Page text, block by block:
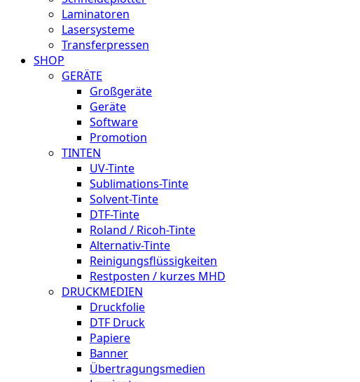
Laminatoren
Lasersysteme
Transferpressen
SHOP
GERÄTE
Großgeräte
Geräte
Software
Promotion
TINTEN
UV-Tinte
Sublimations-Tinte
Solvent-Tinte
DTF-Tinte
Roland / Ricoh-Tinte
Alternativ-Tinte
Reinigungsflüssigkeiten
Restposten / kurzes MHD
DRUCKMEDIEN
Druckfolie
DTF Druck
Papiere
Banner
Übertragungsmedien